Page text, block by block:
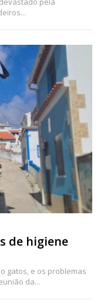
de higiene
gatos, e os problemas
da...